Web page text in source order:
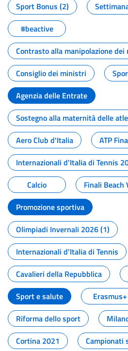
Sport Bonus (2)
#beactive
Contrasto alla manipolazione
Consiglio dei ministri
Agenzia delle Entrate
Sostegno alla maternità delle
Aero Club d'Italia
ATP
Internazionali d'Italia di Tennis
Calcio
Finali Beach
Promozione sportiva
Olimpiadi Invernali 2026 (1)
Internazionali d'Italia di Tennis
Cavalieri della Repubblica
Sport e salute
Erasmus+
Riforma dello sport
Cortina 2021
Campionati